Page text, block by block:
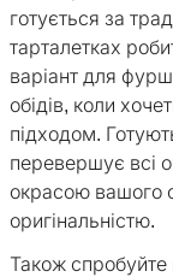
готується за
тарталетках
варіант для
обідів, коли
підходом.
перевершує всі
окрасою вашого
оригінальністю.
Також спробуйте